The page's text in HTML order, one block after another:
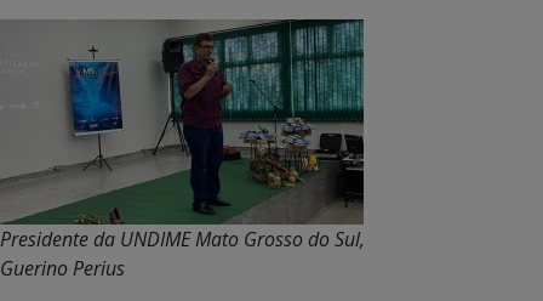
Presidente da UNDIME Mato Grosso do Sul,
Guerino Perius